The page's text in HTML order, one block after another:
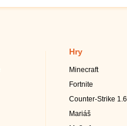
Hry
Minecraft
Fortnite
Counter-Strike 1.6
Mariáš